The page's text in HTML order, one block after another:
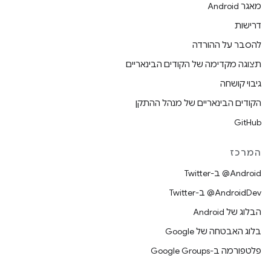
מאגר Android
דרישות
להסבר על ההורדה
תצוגה מקדימה של הקודים הבינאריים
גיבוי קושחה
הקודים הבינאריים של מנהל ההתקן
GitHub
המרכז
‎@Android ב-Twitter
‎@AndroidDev ב-Twitter
הבלוג של Android
בלוג האבטחה של Google
פלטפורמה ב-Google Groups